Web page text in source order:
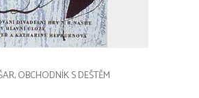
OBCHODNÍK S DEŠTĚM